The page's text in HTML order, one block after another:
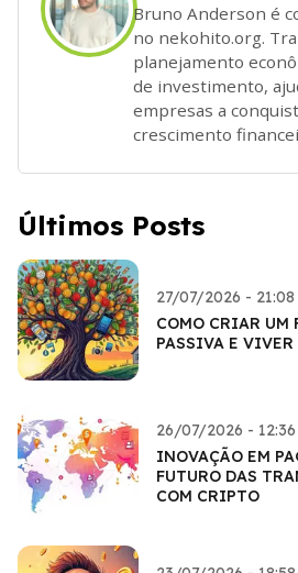
Bruno Anderson é
no nekohito.org.
planejamento
de investimento,
empresas a
crescimento
Últimos Posts
27/07/2026 - 21:08
COMO CRIAR UM
PASSIVA E VIVER
26/07/2026 - 12:36
INOVAÇÃO EM
FUTURO DAS
COM CRIPTO